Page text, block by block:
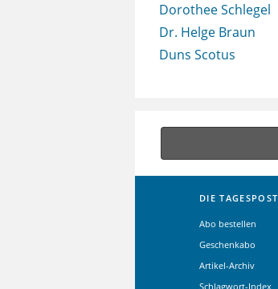
Dorothee Schlegel
Dr. Helge Braun
Duns Scotus
DIE TAGESPOST
Abo bestellen
Geschenkabo
Artikel-Archiv
Schlagwort-Index